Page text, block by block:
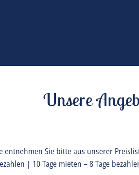
Unsere
Sie bitte aus unserer
| 10 Tage mieten – 8 Tage